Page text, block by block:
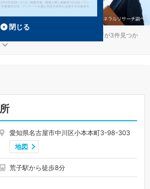
ャーが得意な名古屋市中川区の事務所が3件見つか
愛知県名古屋市中川区小本本町3-98-303
地図
荒子駅から徒歩8分
閉じる